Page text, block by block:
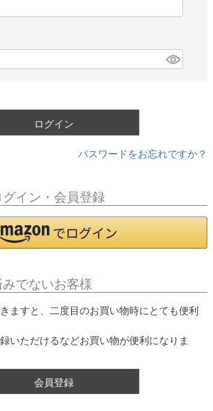
ログイン
パスワードをお忘れですか？
イン・会員登録
でないお客様
ますと、二度目のお買い物時にとても便利
いただけるなどお買い物が便利になりま
会員登録